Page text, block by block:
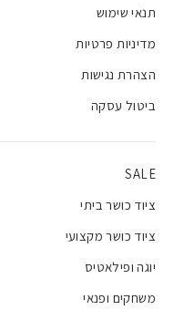
תנאי שימוש
מדיניות פרטיות
הצהרת נגישות
ביטול עסקה
SALE
ציוד כושר ביתי
ציוד כושר מקצועי
יוגה ופילאטיס
משחקים ופנאי